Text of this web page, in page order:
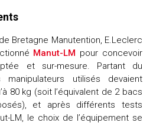
Bretagne Manutention, E.Leclerc
Manut-LM pour concevoir
et sur-mesure. Partant du
utilisés devaient
80 kg (soit l’équivalent de 2 bacs
et après différents tests
LM, le choix de l’équipement se